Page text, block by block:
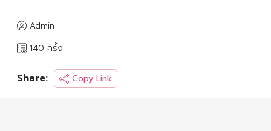
Admin
140 ครั้ง
Share: Copy Link